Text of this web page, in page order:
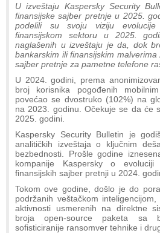
U izveštaju Kaspersky Security
finansijske sajber pretnje u 2025.
podelili su svoju viziju
finansijskom sektoru u 2025.
naglašenih u izveštaju je da, dok
bankarskim ili finansijskim malverima
sajber pretnje za pametne telefone
U 2024. godini, prema
broj korisnika pogođenih
povećao se dvostruko (102%) na
na 2023. godinu. Očekuje se da će
2025. godini.
Kaspersky Security Bulletin je
analitičkih izveštaja o ključnim
bezbednosti. Prošle godine
kompanije Kaspersky o
finansijskih sajber pretnji u 2024.
Tokom ove godine, došlo je do
podržanih veštačkom
aktivnosti usmerenih na direktne
broja open-source paketa sa
sofisticiranije ransomver tehnike i